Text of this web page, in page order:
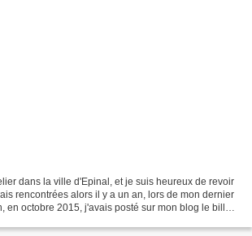
dans la ville d'Epinal, et je suis heureux de revoir
rencontrées alors il y a un an, lors de mon dernier
en octobre 2015, j'avais posté sur mon blog le billet